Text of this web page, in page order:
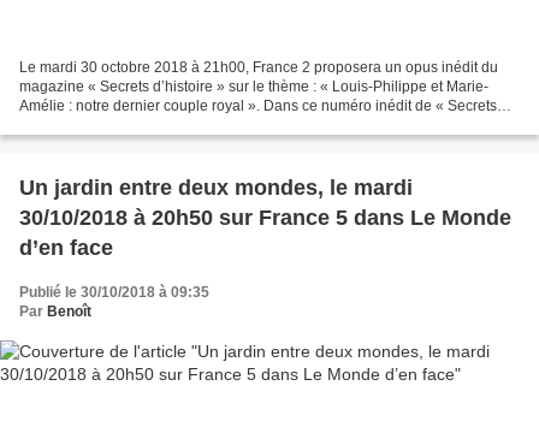
Le mardi 30 octobre 2018 à 21h00, France 2 proposera un opus inédit du
magazine « Secrets d’histoire » sur le thème : « Louis-Philippe et Marie-
Amélie : notre dernier couple royal ». Dans ce numéro inédit de « Secrets
Un jardin entre deux mondes, le mardi
30/10/2018 à 20h50 sur France 5 dans Le Monde
d’en face
Publié le 30/10/2018 à 09:35
Par Benoît